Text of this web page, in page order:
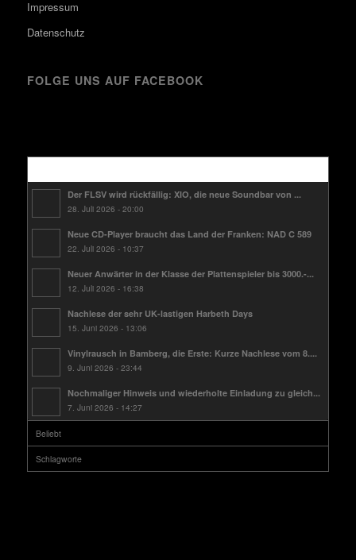
Impressum
Datenschutz
FOLGE UNS AUF FACEBOOK
Der FLSV wird rückfällig: XIO, die neue Soundbar von ...
28. Juli 2026 - 20:00
Neue CD-Player braucht das Land der Franken: NAD C 589
22. Juli 2026 - 10:37
Neuer Anwärter in der Klasse der Plattenspieler bis 3000.-...
12. Juli 2026 - 16:38
Nachlese der sehr UK-lastigen Harbeth Days
15. Juni 2026 - 13:06
Vinylrausch in Bamberg, die Erste: Kurze Nachlese vom 8....
9. Juni 2026 - 23:44
Nochmaliger Hinweis und wiederholte Einladung zu gleich...
7. Juni 2026 - 14:27
Beliebt
Schlagworte